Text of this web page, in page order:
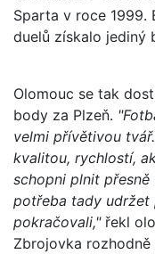
Sparta v roce 1999.
duelů získalo jediný
Olomouc se tak
body za Plzeň.
velmi přívětivou
kvalitou, rychlostí,
schopni plnit
potřeba tady udržet
pokračovali,"řekl
Zbrojovka